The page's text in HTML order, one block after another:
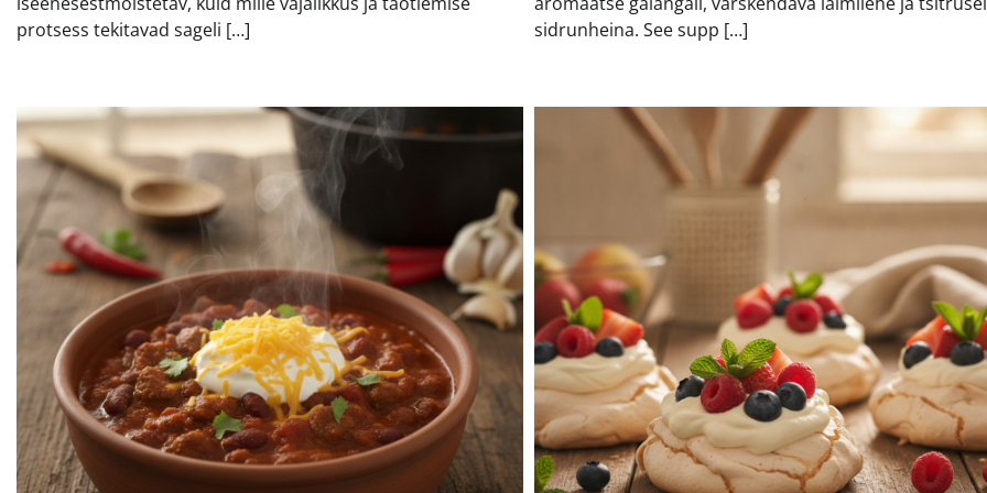
protsess tekitavad sageli […]
sidrunheina. See supp […]